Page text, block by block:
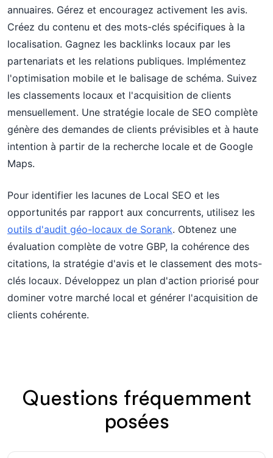
annuaires. Gérez et encouragez activement les avis.
Créez du contenu et des mots-clés spécifiques à la
localisation. Gagnez les backlinks locaux par les
partenariats et les relations publiques. Implémentez
l'optimisation mobile et le balisage de schéma. Suivez
les classements locaux et l'acquisition de clients
mensuellement. Une stratégie locale de SEO complète
génère des demandes de clients prévisibles et à haute
intention à partir de la recherche locale et de Google
Maps.
Pour identifier les lacunes de Local SEO et les
opportunités par rapport aux concurrents, utilisez les
outils d'audit géo-locaux de Sorank. Obtenez une
évaluation complète de votre GBP, la cohérence des
citations, la stratégie d'avis et le classement des mots-
clés locaux. Développez un plan d'action priorisé pour
dominer votre marché local et générer l'acquisition de
clients cohérente.
Questions fréquemment
posées